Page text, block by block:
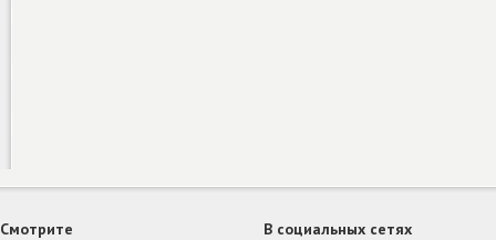
Смотрите В социальных сетях